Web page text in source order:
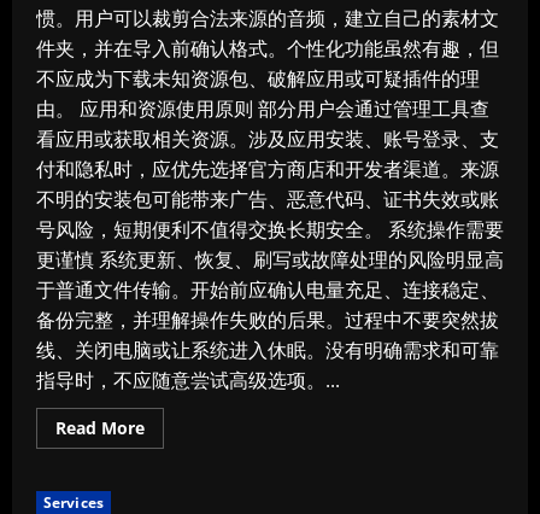
惯。用户可以裁剪合法来源的音频，建立自己的素材文
件夹，并在导入前确认格式。个性化功能虽然有趣，但
不应成为下载未知资源包、破解应用或可疑插件的理
由。 应用和资源使用原则 部分用户会通过管理工具查
看应用或获取相关资源。涉及应用安装、账号登录、支
付和隐私时，应优先选择官方商店和开发者渠道。来源
不明的安装包可能带来广告、恶意代码、证书失效或账
号风险，短期便利不值得交换长期安全。 系统操作需要
更谨慎 系统更新、恢复、刷写或故障处理的风险明显高
于普通文件传输。开始前应确认电量充足、连接稳定、
备份完整，并理解操作失败的后果。过程中不要突然拔
线、关闭电脑或让系统进入休眠。没有明确需求和可靠
指导时，不应随意尝试高级选项。...
Read MoreRead
more
Services